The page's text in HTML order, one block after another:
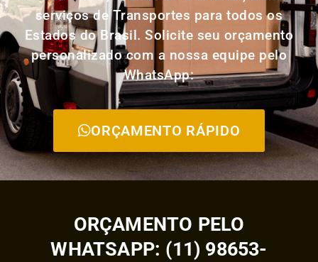
serviços de Transportes para todos os
Estados do Brasil. Solicite seu orçamento
personalizado com a nossa equipe pelo
WhatsApp:
ORÇAMENTO RÁPIDO
ORÇAMENTO PELO
WHATSAPP: (11) 98653-